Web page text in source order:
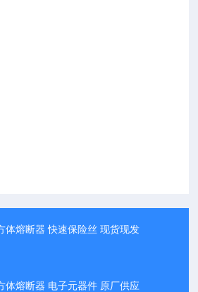
体熔断器 快速保险丝 现货现发
体熔断器 电子元器件 原厂供应